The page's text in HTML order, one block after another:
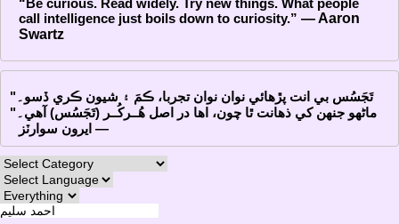
“Be curious. Read widely. Try new things. What people
call intelligence just boils down to curiosity.” ― Aaron
Swartz
"تَجَسُس بي انت پڙهائي نوان نوان تجربا، ڪمَ ۽ شيون ڪري ڏسو۔
ماڻهو جنهن کي ذهانت ٿا چون، اها در اصل هُــرکُــر (تَجَسُس) آهي۔"
― ايرون سوارٽز